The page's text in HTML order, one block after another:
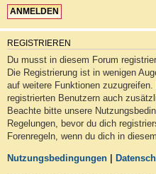
REGISTRIEREN
Du musst in diesem Forum
Die Registrierung ist in wenigen
auf weitere Funktionen
registrierten Benutzern auch
Beachte bitte unsere
Regelungen, bevor du dich
Forenregeln, wenn du dich in
Nutzungsbedingungen